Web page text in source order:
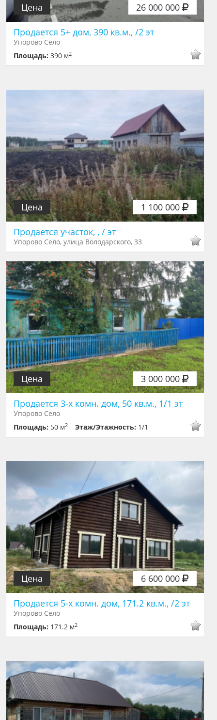
26 000 000
Цена
Продается 5+ дом, 390 кв.м., /2 эт
Упорово Село
Площадь:390 м2
1 100 000
Цена
Продается участок, , / эт
Упорово Село, улица Володарского, 33
3 000 000
Цена
Продается 3-х комн. дом, 50 кв.м., 1/1 эт
Упорово Село
Площадь: 50 м2 Этаж/Этажность: 1/1
6 600 000
Цена
Продается 5-х комн. дом, 171.2 кв.м., /2 эт
Упорово Село
Площадь: 171.2 м2